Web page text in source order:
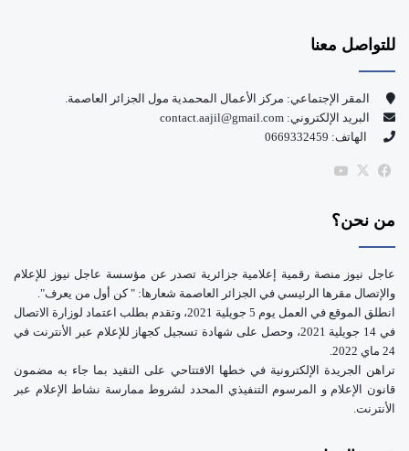
و
ك
للتواصل معنا
المقر الإجتماعي: مركز الأعمال المحمدية مول الجزائر العاصمة.
البريد الإلكتروني: contact.aajil@gmail.com
الهاتف: 0669332459
فيسبوك
‫X
من نحن؟
عاجل نيوز منصة رقمية إعلامية جزائرية تصدر عن مؤسسة عاجل نيوز للإعلام
والإتصال مقرها الرئيسي في الجزائر العاصمة شعارها: " كن أول من يعرف".
انطلق الموقع في العمل يوم 5 جويلية 2021، وتقدم بطلب اعتماد لوزارة الاتصال
في 14 جويلية 2021، وحصل على شهادة تسجيل كجهاز للإعلام عبر الأنترنت في
24 ماي 2022.
تراهن الجريدة الإلكترونية في خطها الافتتاحي على التقيد بما جاء به مضمون
قانون الإعلام و المرسوم التنفيذي المحدد لشروط ممارسة نشاط الإعلام عبر
الأنترنت.